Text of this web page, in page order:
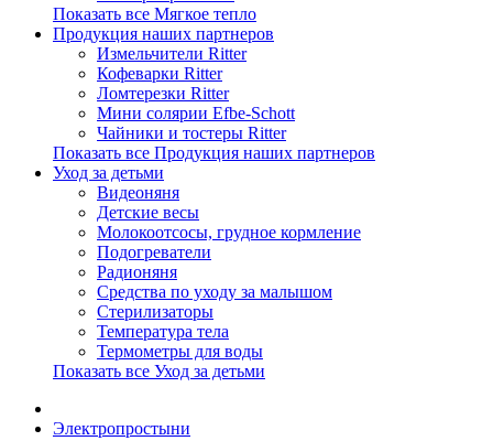
Показать все Мягкое тепло
Продукция наших партнеров
Измельчители Ritter
Кофеварки Ritter
Ломтерезки Ritter
Мини солярии Efbe-Schott
Чайники и тостеры Ritter
Показать все Продукция наших партнеров
Уход за детьми
Видеоняня
Детские весы
Молокоотсосы, грудное кормление
Подогреватели
Радионяня
Средства по уходу за малышом
Стерилизаторы
Температура тела
Термометры для воды
Показать все Уход за детьми
Электропростыни